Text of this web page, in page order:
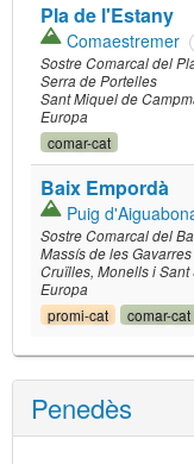
Pla de l'Estany
Comaestremer
Sostre Comarcal del
Serra de Portelles
Sant Miquel de
Europa
comar-cat
Baix Empordà
Puig
Sostre Comarcal del
Massís de les Gavarres
Cruïlles, Monells i
Europa
promi-cat comar-cat
Penedès